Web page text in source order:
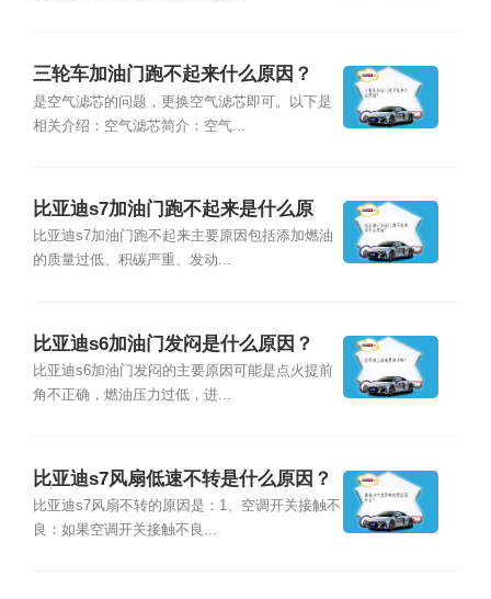
三轮车加油门跑不起来什么原因？
是空气滤芯的问题，更换空气滤芯即可。以下是
相关介绍：空气滤芯简介：空气...
比亚迪s7加油门跑不起来是什么原
因？
比亚迪s7加油门跑不起来主要原因包括添加燃油
的质量过低、积碳严重、发动...
比亚迪s6加油门发闷是什么原因？
比亚迪s6加油门发闷的主要原因可能是点火提前
角不正确，燃油压力过低，进...
比亚迪s7风扇低速不转是什么原因？
比亚迪s7风扇不转的原因是：1、空调开关接触不
良：如果空调开关接触不良...